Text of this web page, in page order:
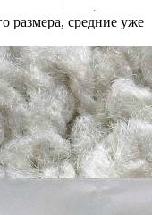
размера, средние уже